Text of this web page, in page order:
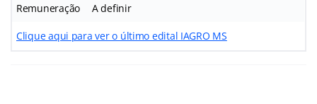
Remuneração A definir
Clique aqui para ver o último edital IAGRO MS